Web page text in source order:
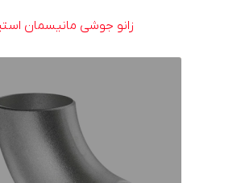
زانو جوشی مانیسمان